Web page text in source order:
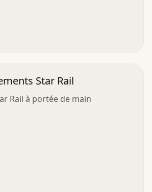
Star Rail
Rail à portée de main